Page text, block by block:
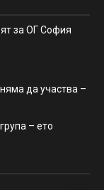
за ОГ София
да участва –
– ето